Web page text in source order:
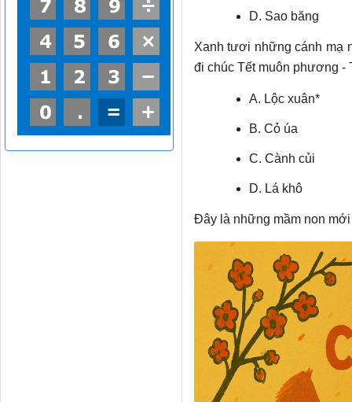
D. Sao băng
Xanh tươi những cánh mạ
đi chúc Tết muôn phương -
A. Lộc xuân*
B. Cỏ úa
C. Cành củi
D. Lá khô
Đây là những mầm non